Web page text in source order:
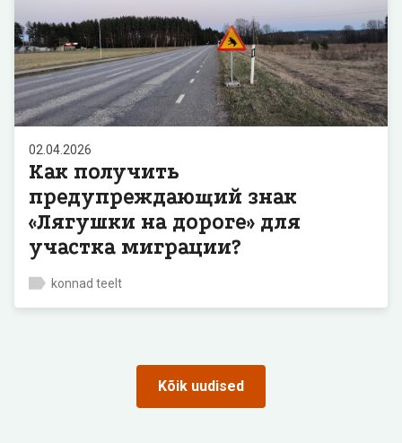
02.04.2026
Как получить
предупреждающий знак
«Лягушки на дороге» для
участка миграции?
konnad teelt
Kõik uudised